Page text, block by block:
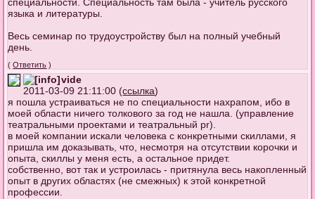
языка и литературы.
Весь семинар по трудоустройству был на полный учебный
день.
(Ответить )
vide
2011-03-09 21:11:00 (ссылка)
я пошла устраиваться не по специальности нахрапом, ибо в
моей области ничего толкового за год не нашла. (управление
театральными проектами и театральный pr).
в моей компании искали человека с конкретными скиллами, я
пришла им доказывать, что, несмотря на отсутствии корочки и
опыта, скиллы у меня есть, а остальное придет.
собственно, вот так и устроилась - притянула весь накопленный
опыт в других областях (не смежных) к этой конкретной
профессии.